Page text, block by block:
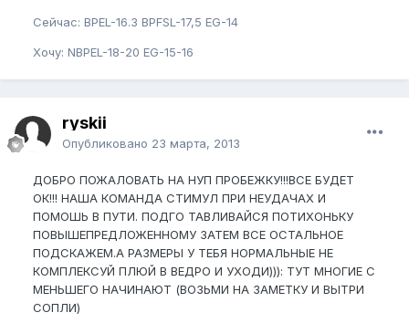
Сейчас: BPEL-16.3 BPFSL-17,5 EG-14
Хочу: NBPEL-18-20 EG-15-16
ryskii
Опубликовано 23 марта, 2013
ДОБРО ПОЖАЛОВАТЬ НА НУП ПРОБЕЖКУ!!!ВСЕ БУДЕТ
ОК!!! НАША КОМАНДА СТИМУЛ ПРИ НЕУДАЧАХ И
ПОМОШЬ В ПУТИ. ПОДГО ТАВЛИВАЙСЯ ПОТИХОНЬКУ
ПОВЫШЕПРЕДЛОЖЕННОМУ ЗАТЕМ ВСЕ ОСТАЛЬНОЕ
ПОДСКАЖЕМ.А РАЗМЕРЫ У ТЕБЯ НОРМАЛЬНЫЕ НЕ
КОМПЛЕКСУЙ ПЛЮЙ В ВЕДРО И УХОДИ))): ТУТ МНОГИЕ С
МЕНЬШЕГО НАЧИНАЮТ (ВОЗЬМИ НА ЗАМЕТКУ И ВЫТРИ
СОПЛИ)